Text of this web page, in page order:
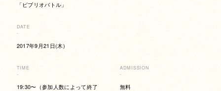
「ビブリオバトル」
DATE
-
2017年9月21日(木)
TIME
-
19:30〜（参加人数によって終了
ADMISSION
-
無料